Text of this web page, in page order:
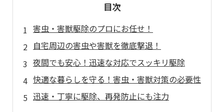
目次
害虫・害獣駆除のプロにお任せ！
自宅周辺の害虫や害獣を徹底撃退！
夜間でも安心！迅速な対応でスッキリ駆除
快適な暮らしを守る！害虫・害獣対策の必要性
迅速・丁寧に駆除、再発防止にも注力